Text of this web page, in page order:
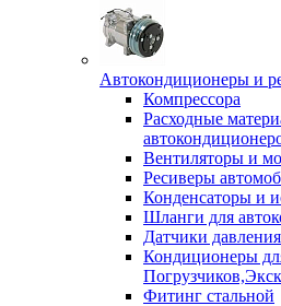
Автокондиционеры и
Компрессора
Расходные
Вентиляторы и
Ресиверы
Конденсаторы и
Шланги для
Датчики давления
Кондиционеры
Фитинг стальной